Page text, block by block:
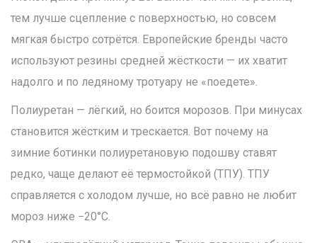
тем лучше сцепление с поверхностью, но совсем
мягкая быстро сотрётся. Европейские бренды часто
используют резины средней жёсткости — их хватит
надолго и по ледяному тротуару не «поедете».
Полиуретан — лёгкий, но боится морозов. При минусах
становится жёстким и трескается. Вот почему на
зимние ботинки полиуретановую подошву ставят
редко, чаще делают её термостойкой (ТПУ). ТПУ
справляется с холодом лучше, но всё равно не любит
мороз ниже −20°C.